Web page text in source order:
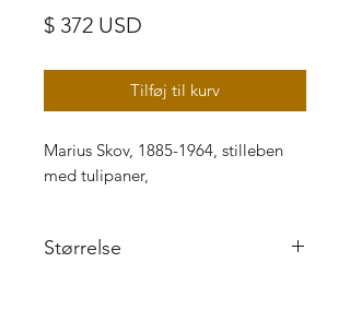
$ 372 USD
Tilføj til kurv
Marius Skov, 1885-1964, stilleben
med tulipaner,
Størrelse